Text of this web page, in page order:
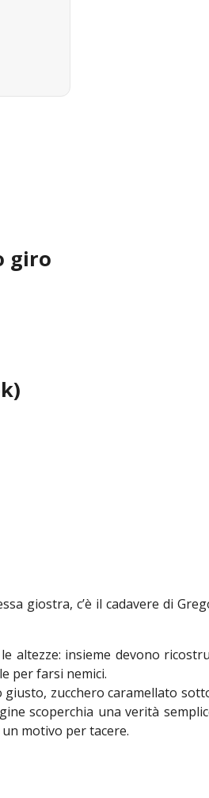
giro
giostra, c’è il cadavere di
altezze: insieme devono
per farsi nemici.
zucchero caramellato
scoperchia una verità
motivo per tacere.